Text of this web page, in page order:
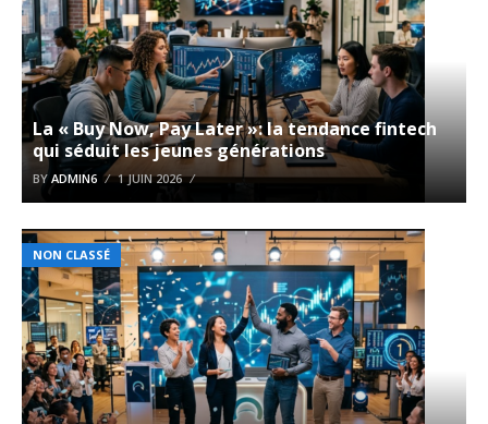
La « Buy Now, Pay Later »: la tendance fintech
qui séduit les jeunes générations
BY ADMIN6 1 JUIN 2026
NON CLASSÉ